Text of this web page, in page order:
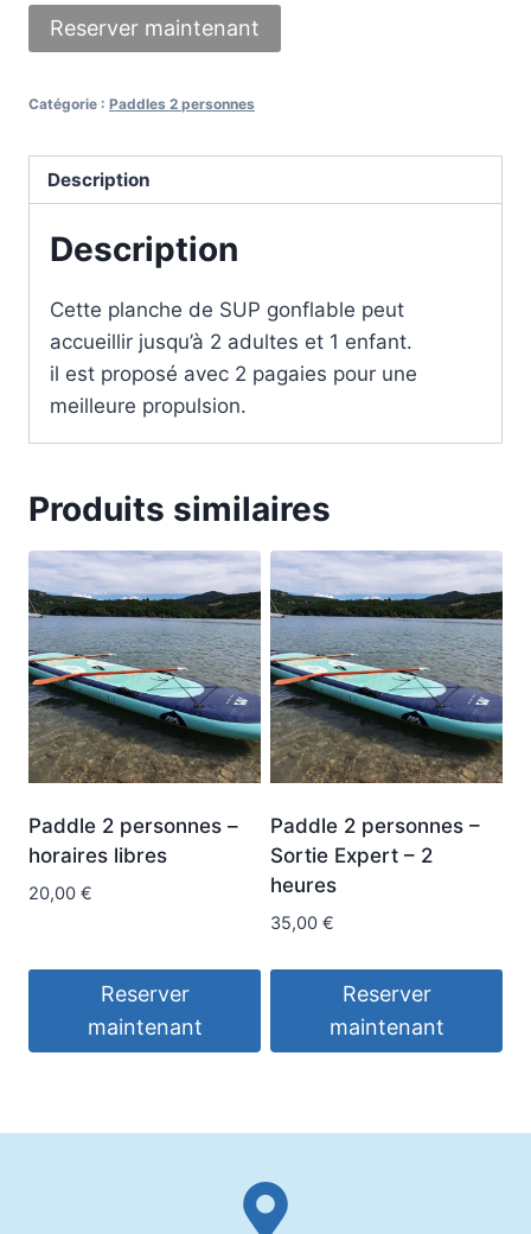
Reserver maintenant
Catégorie : Paddles 2 personnes
Description
Description
Cette planche de SUP gonflable peut
accueillir jusqu’à 2 adultes et 1 enfant.
il est proposé avec 2 pagaies pour une
meilleure propulsion.
Produits similaires
Paddle 2 personnes –
horaires libres
20,00 €
Reserver
maintenant
Paddle 2 personnes –
Sortie Expert – 2
heures
35,00 €
Reserver
maintenant